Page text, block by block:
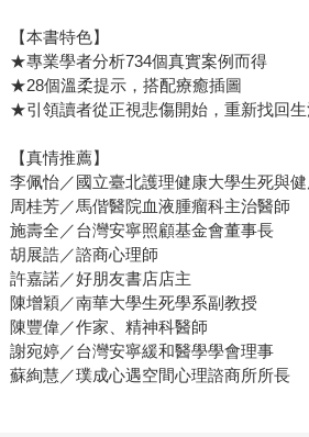
【本書特色】
★專業學者分析734個真實案例而得
★28個溫柔提示，搭配療癒插圖
★引領讀者從正視悲傷開始，重新找回
【真情推薦】
李佩怡／國立臺北護理健康大學生死與
周桂芳／馬偕醫院血液腫瘤科主治醫師
施壽全／台灣安寧照顧基金會董事長
胡展誥／諮商心理師
許嘉諾／好朋友書店店主
陳增穎／南華大學生死學系副教授
陳豐偉／作家、精神科醫師
謝宛婷／台灣安寧緩和醫學學會理事
蘇絢慧／璞成心遇空間心理諮商所所長